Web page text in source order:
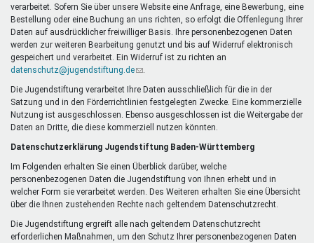
Schule & Beruf
Demokratie & Beteiligung
verarbeitet. Sofern Sie über unsere Website eine Anfrage, eine Bewerbung, eine
Bestellung oder eine Buchung an uns richten, so erfolgt die Offenlegung Ihrer
Daten auf ausdrücklicher freiwilliger Basis. Ihre personenbezogenen Daten
werden zur weiteren Bearbeitung genutzt und bis auf Widerruf elektronisch
gespeichert und verarbeitet. Ein Widerruf ist zu richten an
datenschutz@jugendstiftung.de(Link
E-
Mail)
Die Jugendstiftung verarbeitet Ihre Daten ausschließlich für die in der
Satzung und in den Förderrichtlinien festgelegten Zwecke. Eine kommerzielle
Nutzung ist ausgeschlossen. Ebenso ausgeschlossen ist die Weitergabe der
Daten an Dritte, die diese kommerziell nutzen könnten.
Datenschutzerklärung Jugendstiftung Baden-Württemberg
Im Folgenden erhalten Sie einen Überblick darüber, welche
personenbezogenen Daten die Jugendstiftung von Ihnen erhebt und in
welcher Form sie verarbeitet werden. Des Weiteren erhalten Sie eine Übersicht
über die Ihnen zustehenden Rechte nach geltendem Datenschutzrecht.
Die Jugendstiftung ergreift alle nach geltendem Datenschutzrecht
erforderlichen Maßnahmen, um den Schutz Ihrer personenbezogenen Daten